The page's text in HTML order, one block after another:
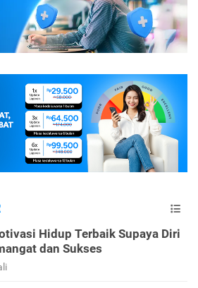
Hidup Terbaik Supaya Diri
dan Sukses